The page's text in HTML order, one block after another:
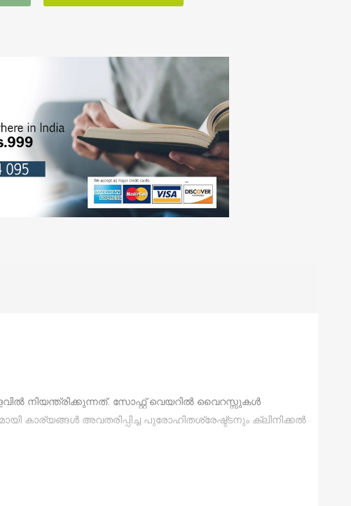
നിയന്ത്രിക്കുന്നത്. സോഫ്റ്റ് വെയറിൽ വൈറസ്സുകൾ
കാര്യങ്ങൾ അവതരിപ്പിച്ച പുരോഹിതശ്രേഷ്ട്ടനും ക്ലിനിക്കൽ